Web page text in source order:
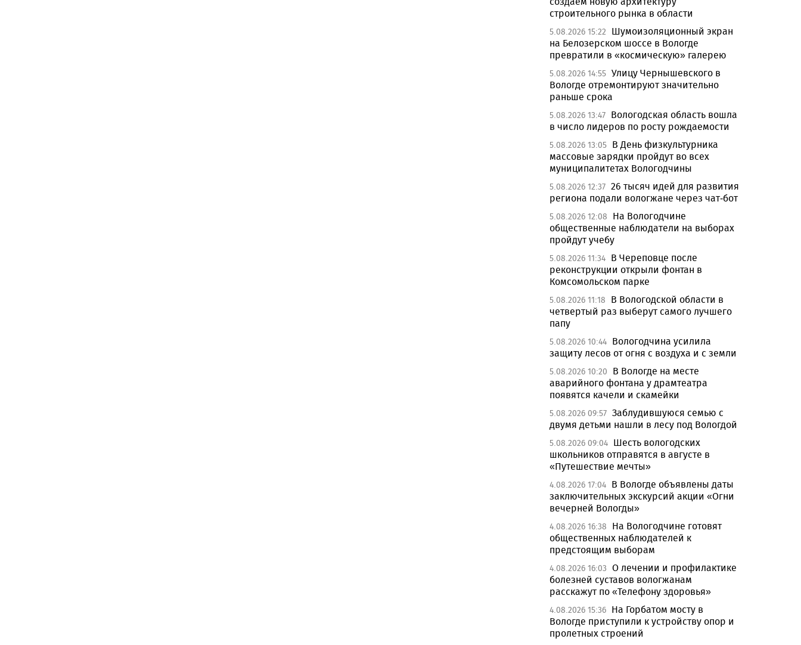
строительного рынка в области
5.08.2026 15:22
Шумоизоляционный экран
на Белозерском шоссе в Вологде
превратили в «космическую» галерею
5.08.2026 14:55 Улицу Чернышевского в
Вологде отремонтируют значительно
раньше срока
5.08.2026 13:47 Вологодская область вошла
в число лидеров по росту рождаемости
5.08.2026 13:05 В День физкультурника
массовые зарядки пройдут во всех
муниципалитетах Вологодчины
5.08.2026 12:37 26 тысяч идей для развития
региона подали вологжане через чат-бот
5.08.2026 12:08
На Вологодчине
общественные наблюдатели на выборах
пройдут учебу
5.08.2026 11:34 В Череповце после
реконструкции открыли фонтан в
Комсомольском парке
5.08.2026 11:18
В Вологодской области в
четвертый раз выберут самого лучшего
папу
5.08.2026 10:44 Вологодчина усилила
защиту лесов от огня с воздуха и с земли
5.08.2026 10:20
В Вологде на месте
аварийного фонтана у драмтеатра
появятся качели и скамейки
5.08.2026 09:57 Заблудившуюся семью с
двумя детьми нашли в лесу под Вологдой
5.08.2026 09:04 Шесть вологодских
школьников отправятся в августе в
«Путешествие мечты»
4.08.2026 17:04 В Вологде объявлены даты
заключительных экскурсий акции «Огни
вечерней Вологды»
4.08.2026 16:38
На Вологодчине готовят
общественных наблюдателей к
предстоящим выборам
4.08.2026 16:03 О лечении и профилактике
болезней суставов вологжанам
расскажут по «Телефону здоровья»
4.08.2026 15:36 На Горбатом мосту в
Вологде приступили к устройству опор и
пролетных строений